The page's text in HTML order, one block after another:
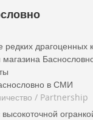
редких драгоценных
магазина
в СМИ
/ Partnership